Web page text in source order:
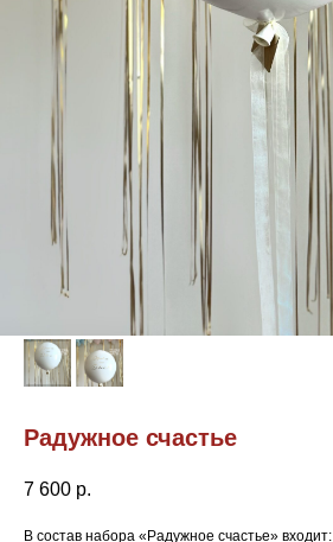
Радужное счастье
7 600 р.
В состав набора «Радужное счастье» входит: